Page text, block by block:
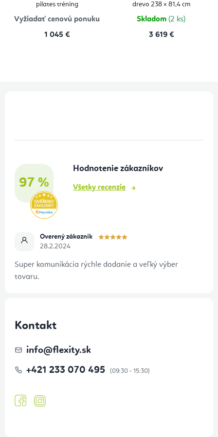
pilates tréning
Vyžiadať cenovú ponuku
1 045 €
drevo 238 × 81,4 cm
Skladom (2 ks)
3 619 €
97 %
Hodnotenie zákazníkov
Všetky recenzie
Overený zákazník
28.2.2024
Super komunikácia rýchle dodanie a veľký výber
tovaru.
Kontakt
info@flexity.sk
+421 233 070 495